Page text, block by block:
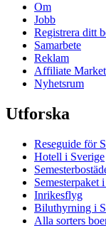
Om
Jobb
Registrera ditt
Samarbete
Reklam
Affiliate
Nyhetsrum
Utforska
Reseguide för
Hotell i Sverige
Semesterpaket
Inrikesflyg
Biluthyrning i
Alla sorters